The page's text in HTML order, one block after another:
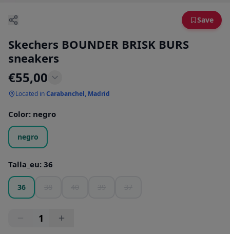
Save
Skechers BOUNDER BRISK BURS
sneakers
€55,00
Located inCarabanchel, Madrid
Color: negro
negro
Talla_eu: 36
36
1